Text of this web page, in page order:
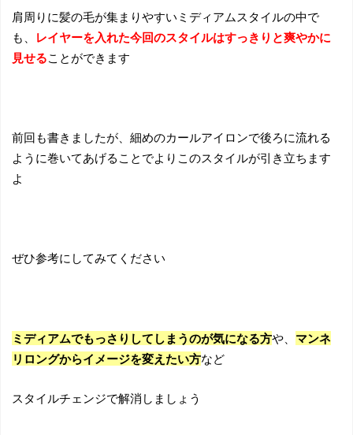
肩周りに髪の毛が集まりやすいミディアムスタイルの中で
も、
レイヤーを入れた今回のスタイルはすっきりと爽やかに
見せることができます
前回も書きましたが、細めのカールアイロンで後ろに流れる
ように巻いてあげることでよりこのスタイルが引き立ちます
よ
ぜひ参考にしてみてください
ミディアムでもっさりしてしまうのが気になる方や、 マンネ
リ ロングからイメージを変えたい方など
スタイルチェンジで解消しましょう